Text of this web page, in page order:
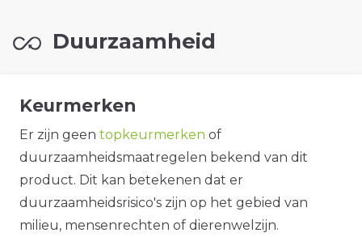
Duurzaamheid
Keurmerken
Er zijn geen topkeurmerken of
duurzaamheidsmaatregelen bekend van dit
product. Dit kan betekenen dat er
duurzaamheidsrisico's zijn op het gebied van
milieu, mensenrechten of dierenwelzijn.